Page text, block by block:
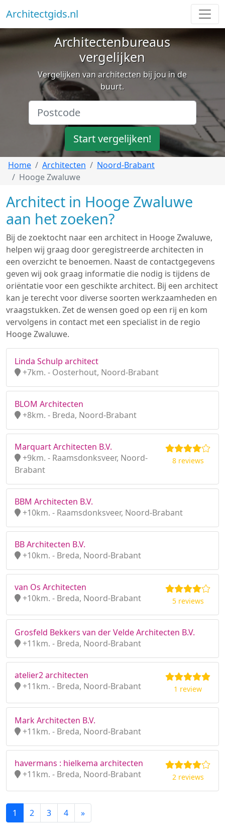
Architectgids.nl
Architectenbureaus
vergelijken
Vergelijken van architecten bij jou in de
buurt.
Start vergelijken!
Home Architecten
Noord-Brabant
Hooge Zwaluwe
Architect in Hooge Zwaluwe
aan het zoeken?
Bij de zoektocht naar een architect in Hooge Zwaluwe,
helpen wij graag door geregistreerde architecten in
een overzicht te benoemen. Naast de contactgegevens
geven wij ook graag informatie die nodig is tijdens de
oriëntatie voor een geschikte architect. Bij een architect
kan je terecht voor diverse soorten werkzaamheden en
vraagstukken. Zet de wensen goed op een rij en kom
vervolgens in contact met een specialist in de regio
Hooge Zwaluwe.
Linda Schulp architect
+7km. - Oosterhout, Noord-Brabant
BLOM Architecten
+8km. - Breda, Noord-Brabant
Marquart Architecten B.V.
+9km. - Raamsdonksveer, Noord-
Brabant
8 reviews
BBM Architecten B.V.
+10km. - Raamsdonksveer, Noord-Brabant
BB Architecten B.V.
+10km. - Breda, Noord-Brabant
van Os Architecten
+10km. - Breda, Noord-Brabant
5 reviews
Grosfeld Bekkers van der Velde Architecten B.V.
+11km. - Breda, Noord-Brabant
atelier2 architecten
+11km. - Breda, Noord-Brabant
1 review
Mark Architecten B.V.
+11km. - Breda, Noord-Brabant
havermans : hielkema architecten
+11km. - Breda, Noord-Brabant
2 reviews
1 2 3 4 »